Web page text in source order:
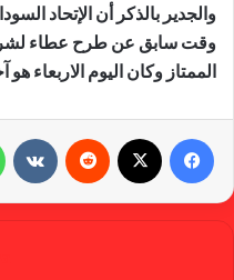
والجدير بالذكر أن الإتحاد
وقت سابق عن طرح عطاء
الممتاز وكان اليوم الاربعاء هو